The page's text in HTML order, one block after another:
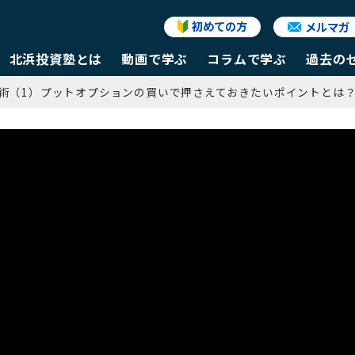
初めての方 メルマガ
北浜投資塾とは 動画で学ぶ コラムで学ぶ 過去の
（1）プットオプションの買いで押さえておきたいポイントとは